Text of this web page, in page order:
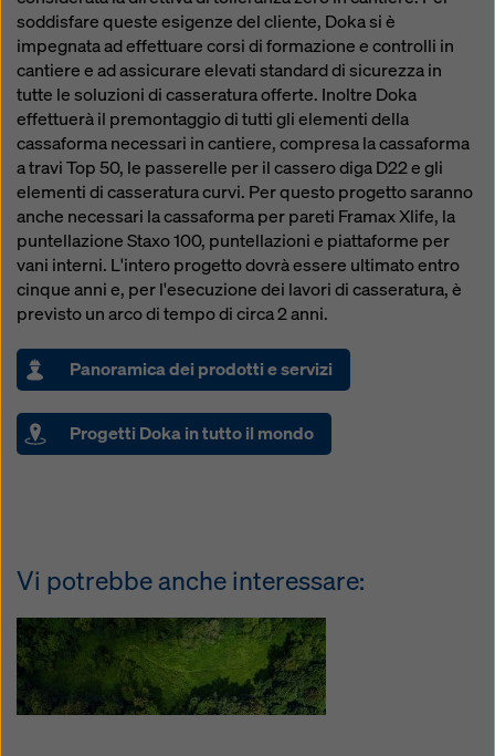
soddisfare queste esigenze del cliente, Doka si è
impegnata ad effettuare corsi di formazione e controlli in
cantiere e ad assicurare elevati standard di sicurezza in
tutte le soluzioni di casseratura offerte. Inoltre Doka
effettuerà il premontaggio di tutti gli elementi della
cassaforma necessari in cantiere, compresa la cassaforma
a travi Top 50, le passerelle per il cassero diga D22 e gli
elementi di casseratura curvi. Per questo progetto saranno
anche necessari la cassaforma per pareti Framax Xlife, la
puntellazione Staxo 100, puntellazioni e piattaforme per
vani interni. L'intero progetto dovrà essere ultimato entro
cinque anni e, per l'esecuzione dei lavori di casseratura, è
previsto un arco di tempo di circa 2 anni.
Panoramica dei prodotti e servizi
Progetti Doka in tutto il mondo
Vi potrebbe anche interessare: